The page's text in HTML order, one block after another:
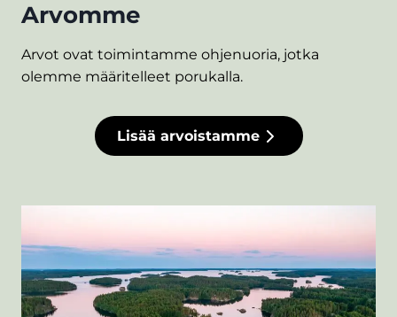
Arvomme
Arvot ovat toimintamme ohjenuoria, jotka
olemme määritelleet porukalla.
Lisää arvoistamme